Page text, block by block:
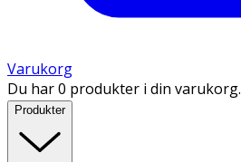
Varukorg
Du har 0 produkter i din varukorg.
Produkter